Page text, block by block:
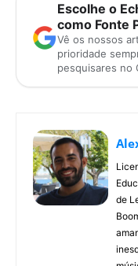
Escolhe o
como Fonte
Vê os nossos
prioridade
pesquisares no
de